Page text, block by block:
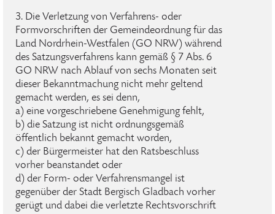
3. Die Verletzung von Verfahrens- oder
Formvorschriften der Gemeindeordnung für das
Land Nordrhein-Westfalen (GO NRW) während
des Satzungsverfahrens kann gemäß § 7 Abs. 6
GO NRW nach Ablauf von sechs Monaten seit
dieser Bekanntmachung nicht mehr geltend
gemacht werden, es sei denn,
a) eine vorgeschriebene Genehmigung fehlt,
b) die Satzung ist nicht ordnungsgemäß
öffentlich bekannt gemacht worden,
c) der Bürgermeister hat den Ratsbeschluss
vorher beanstandet oder
d) der Form- oder Verfahrensmangel ist
gegenüber der Stadt Bergisch Gladbach vorher
gerügt und dabei die verletzte Rechtsvorschrift